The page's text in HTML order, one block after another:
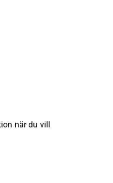
när du vill